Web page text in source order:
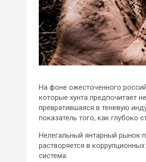
На фоне ожесточенного
которые хунта предпочитает
превратившаяся в теневую
показатель того, как глубоко
Нелегальный янтарный рынок
растворяется в
система.